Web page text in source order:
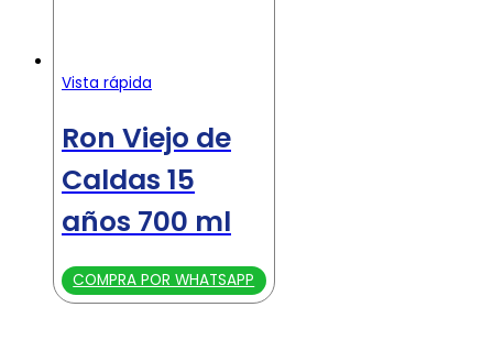
Vista rápida
Ron Viejo de
Caldas 15
años 700 ml
COMPRA POR WHATSAPP